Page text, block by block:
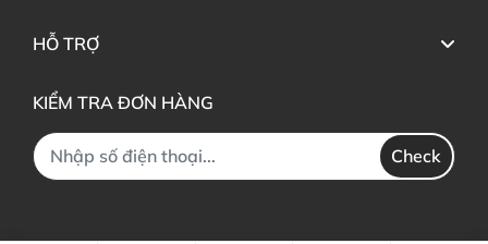
HỖ TRỢ
KIỂM TRA ĐƠN HÀNG
Check